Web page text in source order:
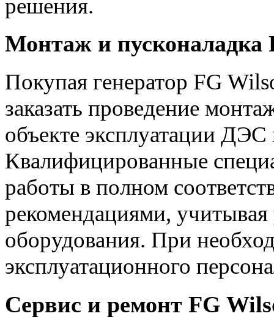
решения.
Монтаж и пусконаладка
Покупая генератор FG
заказать проведение
объекте эксплуатации
Квалифицированные
работы в полном
рекомендациями, учитывая
оборудования. При
эксплуатационного
Сервис и ремонт FG